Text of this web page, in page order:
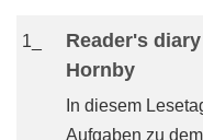
1_
Reader's
Hornby
In diesem
Aufgaben zu